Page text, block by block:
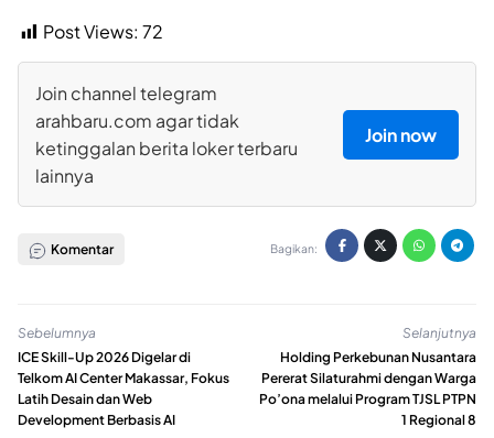
Post Views: 72
Join channel telegram
arahbaru.com agar tidak
ketinggalan berita loker terbaru
lainnya
Join now
Komentar Bagikan:
Sebelumnya
ICE Skill-Up 2026 Digelar di
Telkom AI Center Makassar, Fokus
Latih Desain dan Web
Development Berbasis AI
Selanjutnya
Holding Perkebunan Nusantara
Pererat Silaturahmi dengan Warga
Po’ona melalui Program TJSL PTPN
1 Regional 8